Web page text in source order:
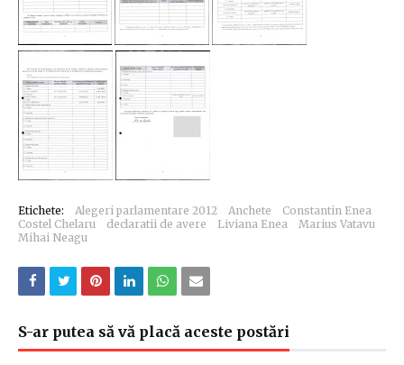
Etichete: Alegeri parlamentare 2012 Anchete
Constantin Enea
Costel Chelaru
declaratii de avere Liviana Enea
Marius Vatavu
Mihai Neagu
S-ar putea să vă placă aceste postări